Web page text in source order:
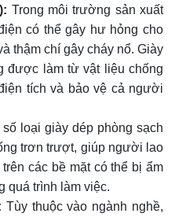
Trong môi trường sản xuất
có thể gây hư hỏng cho
thậm chí gây cháy nổ. Giày
được làm từ vật liệu chống
tích và bảo vệ cả người
số loại giày dép phòng sạch
trơn trượt, giúp người lao
các bề mặt có thể bị ẩm
quá trình làm việc.
Tùy thuộc vào ngành nghề,